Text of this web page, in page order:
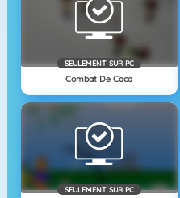
SEULEMENT SUR PC
Combat De Caca
SEULEMENT SUR PC